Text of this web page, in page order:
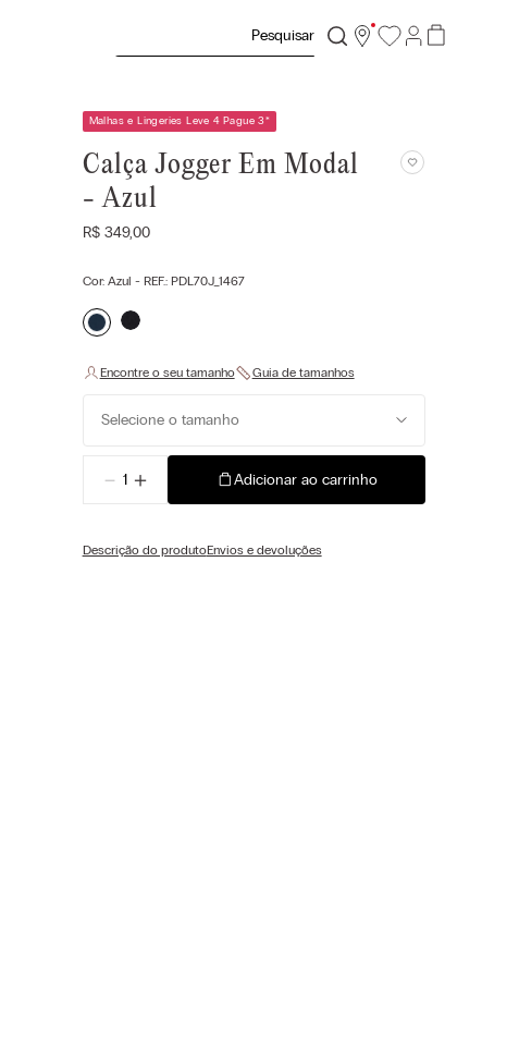
Malhas e Lingeries Leve 4 Pague 3*
Calça Jogger Em Modal
- Azul
R$ 349,00
Cor: Azul - REF.: PDL70J_1467
Selecione o tamanho
＋
－ Adicionar ao carrinho
Descrição do produtoEnvios e devoluções